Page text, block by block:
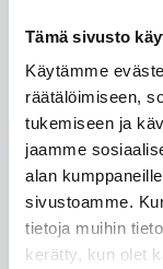
Tämä sivusto
Käytämme
räätälöimiseen,
tukemiseen ja
jaamme
alan
sivustoamme.
tietoja muihin
kerätty, kun olet